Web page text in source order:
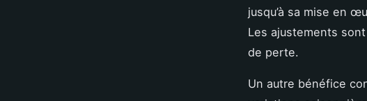
jusqu’à sa mise en
Les ajustements
de perte.
Un autre bénéfice